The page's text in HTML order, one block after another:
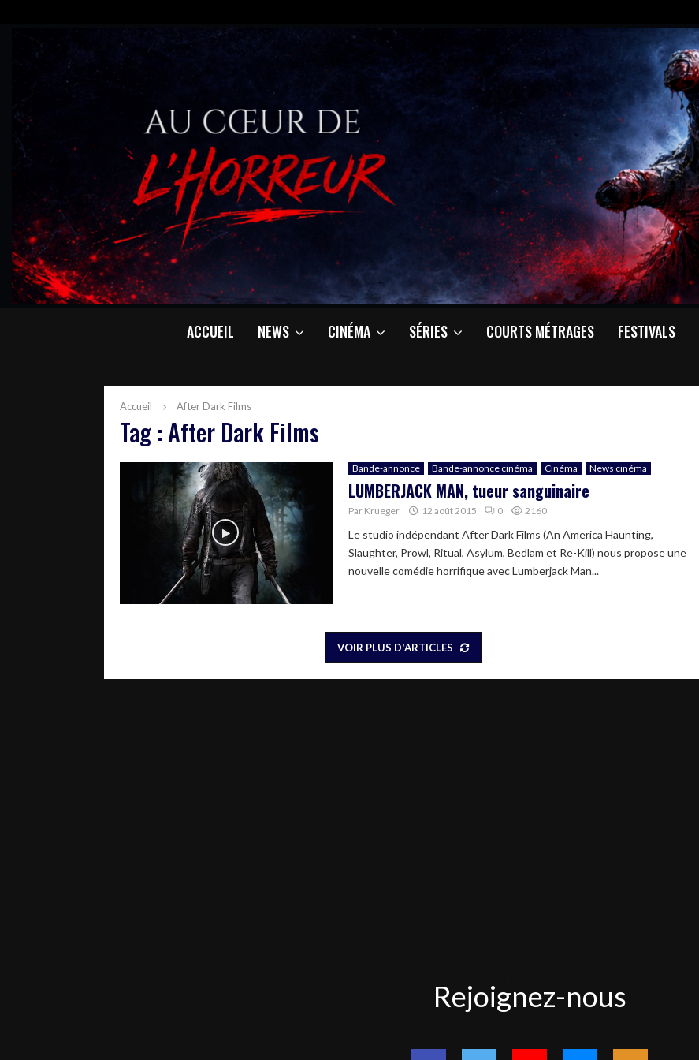
ACCUEIL NEWS CINÉMA SÉRIES COURTS MÉTRAGES FESTIVALS
Accueil After Dark Films
Tag : After Dark Films
Bande-annonce Bande-annonce cinéma Cinéma News cinéma
LUMBERJACK MAN, tueur sanguinaire
Par Krueger 12 août 2015 0 2160
Le studio indépendant After Dark Films (An America Haunting,
Slaughter, Prowl, Ritual, Asylum, Bedlam et Re-Kill) nous propose une
nouvelle comédie horrifique avec Lumberjack Man...
VOIR PLUS D'ARTICLES
nous
Rejoignez-nous